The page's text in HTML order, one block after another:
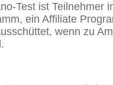
Test ist Teilnehmer
ein Affiliate
wenn zu